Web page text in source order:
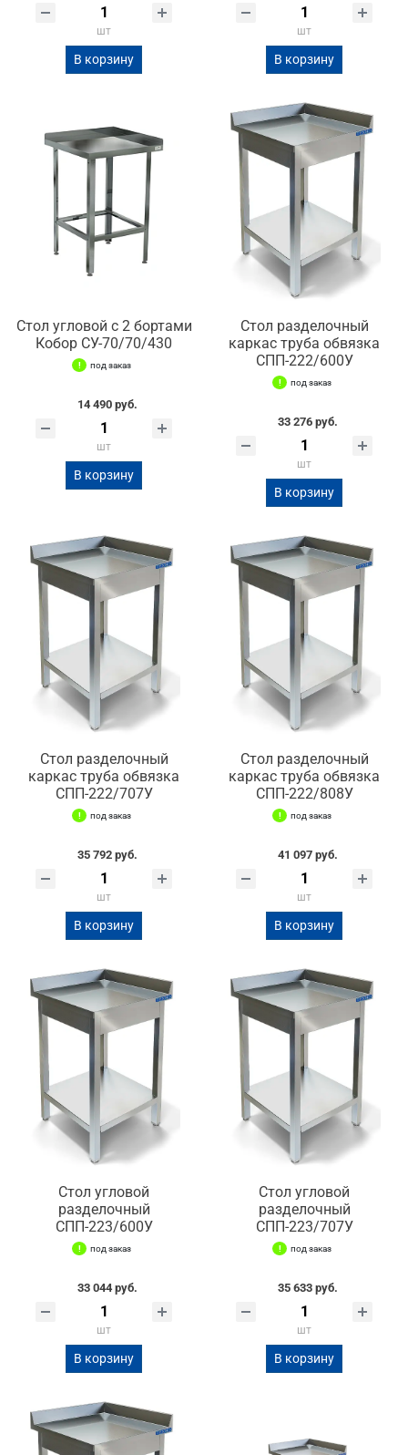
шт
В корзину
шт
В корзину
Стол угловой с 2 бортами
Кобор СУ-70/70/430
под заказ
14 490 руб.
шт
В корзину
Стол разделочный
каркас труба обвязка
СПП-222/600У
под заказ
33 276 руб.
шт
В корзину
Стол разделочный
каркас труба обвязка
СПП-222/707У
под заказ
35 792 руб.
шт
В корзину
Стол разделочный
каркас труба обвязка
СПП-222/808У
под заказ
41 097 руб.
шт
В корзину
Стол угловой
разделочный
СПП-223/600У
под заказ
33 044 руб.
шт
В корзину
Стол угловой
разделочный
СПП-223/707У
под заказ
35 633 руб.
шт
В корзину